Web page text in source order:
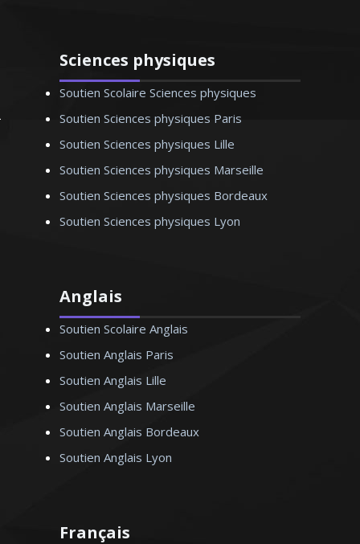
Sciences physiques
Soutien Scolaire Sciences physiques
Soutien Sciences physiques Paris
Soutien Sciences physiques Lille
Soutien Sciences physiques Marseille
Soutien Sciences physiques Bordeaux
Soutien Sciences physiques Lyon
Anglais
Soutien Scolaire Anglais
Soutien Anglais Paris
Soutien Anglais Lille
Soutien Anglais Marseille
Soutien Anglais Bordeaux
Soutien Anglais Lyon
Français